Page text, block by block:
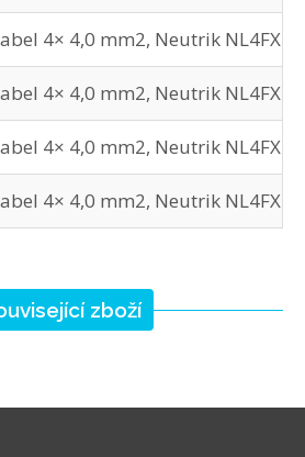
4× 4,0 mm2, Neutrik NL4FX -
4× 4,0 mm2, Neutrik NL4FX -
4× 4,0 mm2, Neutrik NL4FX -
4× 4,0 mm2, Neutrik NL4FX -
zboží